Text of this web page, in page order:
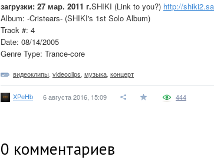
загрузки: 27 мар. 2011 г.SHIKI (Link to you?) http://
Album: -Cristears- (SHIKI's 1st Solo Album)
Track #: 4
Date: 08/14/2005
Genre Type: Trance-core
видеоклипы videoclips музыка концерт
XPeHb 6 августа 2016, 15:09 444
0 комментариев